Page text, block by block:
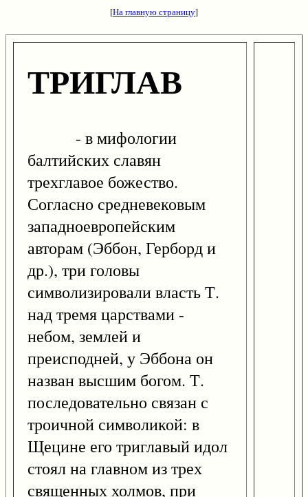
[На главную страницу]
ТРИГЛАВ
- в мифологии
балтийских славян
трехглавое божество.
Согласно средневековым
западноевропейским
авторам (Эббон, Герборд и
др.), три головы
символизировали власть Т.
над тремя царствами -
небом, землей и
преисподней, у Эббона он
назван высшим богом. Т.
последовательно связан с
троичной символикой: в
Щецине его триглавый идол
стоял на главном из трех
священных холмов, при